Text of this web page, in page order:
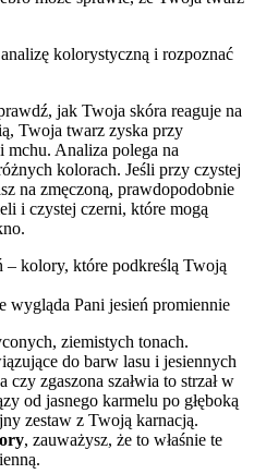
kolorystyczną i rozpoznać
jak Twoja skóra reaguje na
Twoja twarz zyska przy
mchu. Analiza polega na
kolorach. Jeśli przy czystej
na zmęczoną, prawdopodobnie
i czystej czerni, które mogą
– kolory, które podkreślą Twoją
wygląda Pani jesień promiennie
ziemistych tonach.
do barw lasu i jesiennych
zgaszona szałwia to strzał w
od jasnego karmelu po głęboką
zestaw z Twoją karnacją.
, zauważysz, że to właśnie te